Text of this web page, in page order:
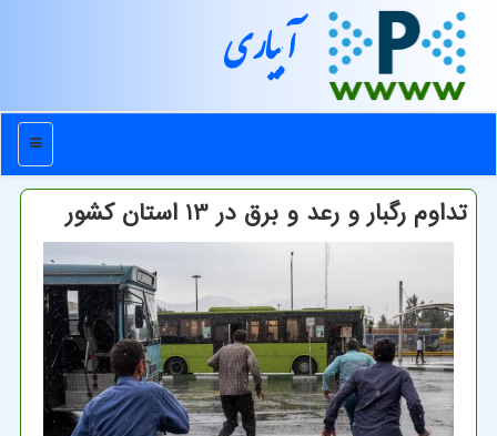
آبیاری
منو
تداوم رگبار و رعد و برق در 13 استان كشور